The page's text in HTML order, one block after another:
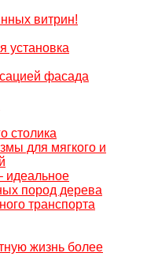
витрин!
установка
фасада
столика
для мягкого и
идеальное
пород дерева
транспорта
жизнь более